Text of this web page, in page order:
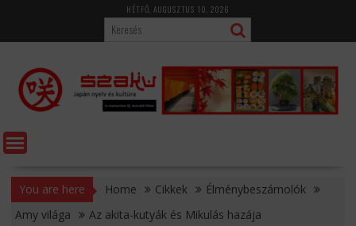
content
HÉTFŐ, AUGUSZTUS 10, 2026
You are here Home Cikkek
Élménybeszámolók
Amy világa
Az akita-kutyák és Mikulás hazája